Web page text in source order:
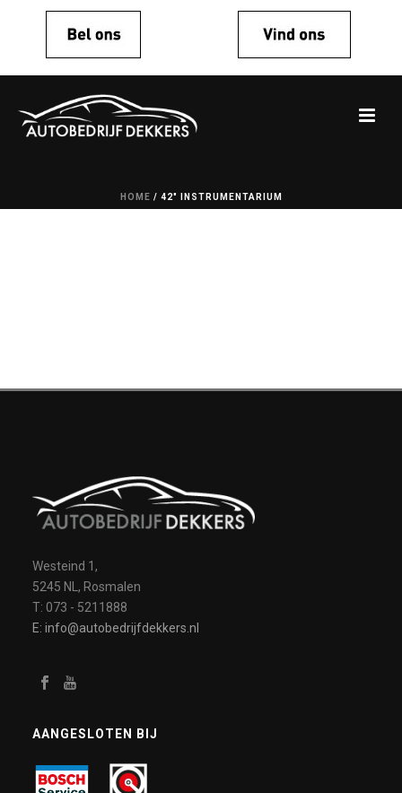
HOME / 42" INSTRUMENTARIUM
Westeind 1,
5245 NL, Rosmalen
T: 073 - 5211888
E: info@autobedrijfdekkers.nl
AANGESLOTEN BIJ